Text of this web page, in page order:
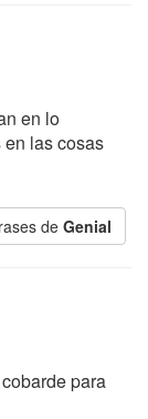
en lo
las cosas
de Genial
para